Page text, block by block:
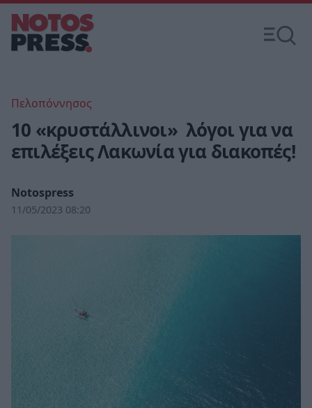
Πελοπόννησος
10 «κρυστάλλινοι» λόγοι για να
επιλέξεις Λακωνία για διακοπές!
Notospress
11/05/2023 08:20